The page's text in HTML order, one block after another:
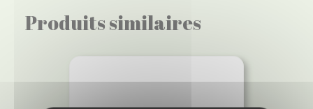
Produits similaires